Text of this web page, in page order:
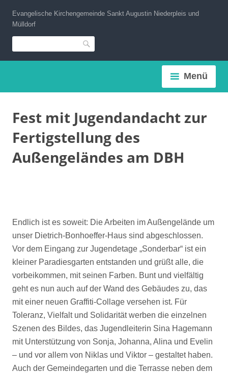
Inhalt
springen
Evangelische Kirchengemeinde Sankt Augustin Niederpleis und
Mülldorf
Suche
Menü
Fest mit Jugendandacht zur
Fertigstellung des
Außengeländes am DBH
Endlich ist es soweit: Die Arbeiten im Außengelände um
unser Dietrich-Bonhoeffer-Haus sind abgeschlossen.
Vor dem Eingang zur Jugendetage „Sonderbar“ ist ein
kleiner Paradiesgarten entstanden und grüßt alle, die
vorbeikommen, mit seinen Farben. Bunt und vielfältig
geht es nun auch auf der Wand des Gebäudes zu, das
mit einer neuen Graffiti-Collage versehen ist. Für
Toleranz, Vielfalt und Solidarität werben die einzelnen
Szenen des Bildes, das Jugendleiterin Sina Hagemann
mit Unterstützung von Sonja, Johanna, Alina und Evelin
– und vor allem von Niklas und Viktor – gestaltet haben.
Auch der Gemeindegarten und die Terrasse neben dem